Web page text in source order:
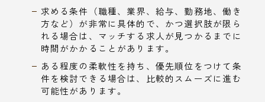
求める条件（職種、業界、給与、勤務地、働き
方など）が非常に具体的で、かつ選択肢が限ら
れる場合は、マッチする求人が見つかるまでに
時間がかかることがあります。
ある程度の柔軟性を持ち、優先順位をつけて条
件を検討できる場合は、比較的スムーズに進む
可能性があります。